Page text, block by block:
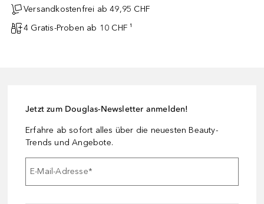
Versandkostenfrei ab 49,95 CHF
4 Gratis-Proben ab 10 CHF ¹
Jetzt zum Douglas-Newsletter anmelden!
Erfahre ab sofort alles über die neuesten Beauty-
Trends und Angebote.
E-Mail-Adresse*